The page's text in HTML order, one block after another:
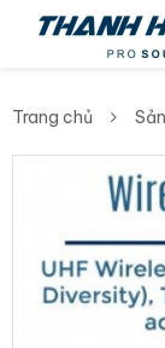
Trang chủ